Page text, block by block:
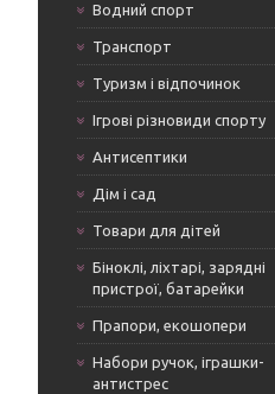
Водний спорт
Транспорт
Туризм і відпочинок
Ігрові різновиди спорту
Антисептики
Дім і сад
Товари для дітей
Біноклі, ліхтарі, зарядні
пристрої, батарейки
Прапори, екошопери
Набори ручок, іграшки-
антистрес